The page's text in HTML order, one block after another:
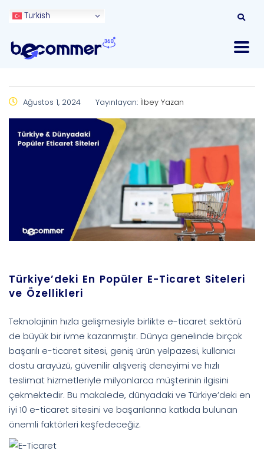
Turkish
Ağustos 1, 2024 Yayınlayan: İlbey Yazan
Türkiye’deki En Popüler E-Ticaret Siteleri
ve Özellikleri
Teknolojinin hızla gelişmesiyle birlikte e-ticaret sektörü
de büyük bir ivme kazanmıştır. Dünya genelinde birçok
başarılı e-ticaret sitesi, geniş ürün yelpazesi, kullanıcı
dostu arayüzü, güvenilir alışveriş deneyimi ve hızlı
teslimat hizmetleriyle milyonlarca müşterinin ilgisini
çekmektedir. Bu makalede, dünyadaki ve Türkiye’deki en
iyi 10 e-ticaret sitesini ve başarılarına katkıda bulunan
önemli faktörleri keşfedeceğiz.